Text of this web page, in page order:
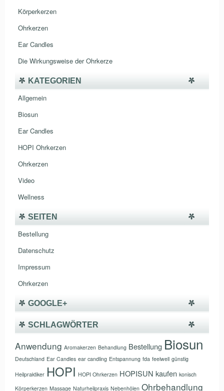
Körperkerzen
Ohrkerzen
Ear Candles
Die Wirkungsweise der Ohrkerze
KATEGORIEN
Allgemein
Biosun
Ear Candles
HOPI Ohrkerzen
Ohrkerzen
Video
Wellness
SEITEN
Bestellung
Datenschutz
Impressum
Ohrkerzen
GOOGLE+
SCHLAGWÖRTER
Anwendung Aromakerzen Behandlung Bestellung Biosun
Deutschland Ear Candles ear candling Entspannung fda feelwell günstig
Heilpraktiker HOPI HOPI Ohrkerzen HOPISUN kaufen konisch
Körperkerzen Massage Naturheilpraxis Nebenhölen Ohrbehandlung